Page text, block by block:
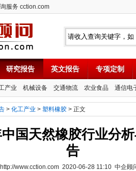
服务 cction.com
研究报告 英文报告 专项定制
产业 机械设备 交通物流 农业食品 通信电
> 化工产业 > 塑料橡胶 > 正文
中国天然橡胶行业分
告
http://www.cction.com 2020-06-28 11:10 中企顾